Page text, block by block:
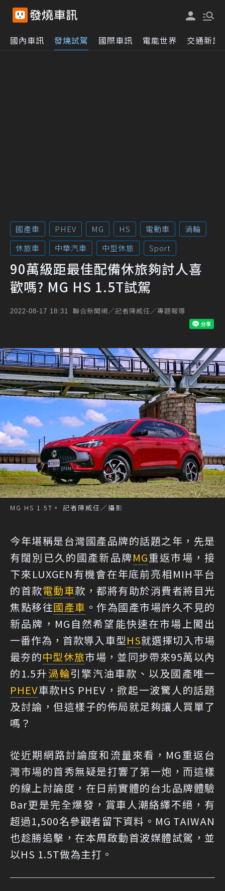
國內車訊 發燒試駕 國際車訊 電能世界 交通新訊
國產車 PHEV MG HS 電動車
渦輪
休旅車
中華汽車 中型休旅 Sport
90萬級距最佳配備休旅夠討人喜
歡嗎? MG HS 1.5T試駕
2022-08-17 18:31 聯合新聞網／記者陳威任／專題報導
MG HS 1.5T。 記者陳威任／攝影
今年堪稱是台灣國產品牌的話題之年，先是
有闊別已久的國產新品牌MG重返市場，接
下來LUXGEN有機會在年底前亮相MIH平台
的首款電動車款，都將有助於消費者將目光
焦點移往國產車 。作為國產市場許久不見的
新品牌，MG自然希望能快速在市場上闖出
一番作為，首款導入車型HS就選擇切入市場
最夯的中型休旅市場，並同步帶來95萬以內
的1.5升渦輪引擎汽油車款、以及國產唯一
PHEV車款HS PHEV，掀起一波驚人的話題
及討論，但這樣子的佈局就足夠讓人買單了
嗎？
從近期網路討論度和流量來看，MG重返台
灣市場的首秀無疑是打響了第一炮，而這樣
的線上討論度，在日前實體的台北品牌體驗
Bar更是完全爆發，賞車人潮絡繹不絕，有
超過1,500名參觀者留下資料。MG TAIWAN
也趁勝追擊，在本周啟動首波媒體試駕，並
以HS 1.5T做為主打。